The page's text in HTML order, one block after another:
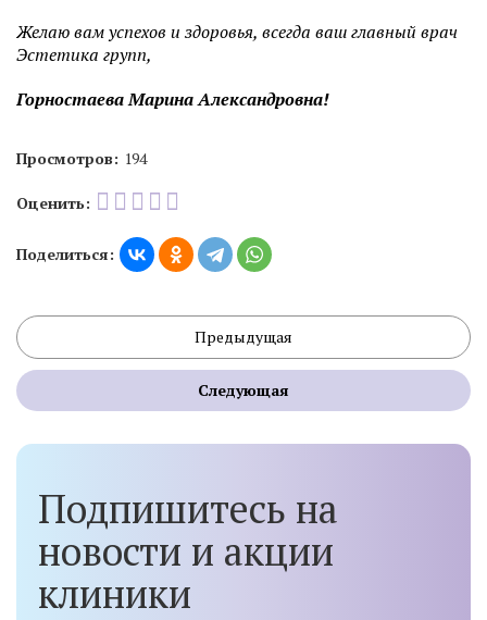
Желаю вам успехов и здоровья, всегда ваш главный врач
Эстетика групп,
Горностаева Марина Александровна!
Просмотров: 194
Оценить:
Поделиться:
Предыдущая
Следующая
Подпишитесь на
новости и акции
клиники